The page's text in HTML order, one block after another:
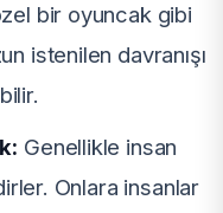
bir oyuncak gibi
istenilen davranışı
Genellikle insan
Onlara insanlar